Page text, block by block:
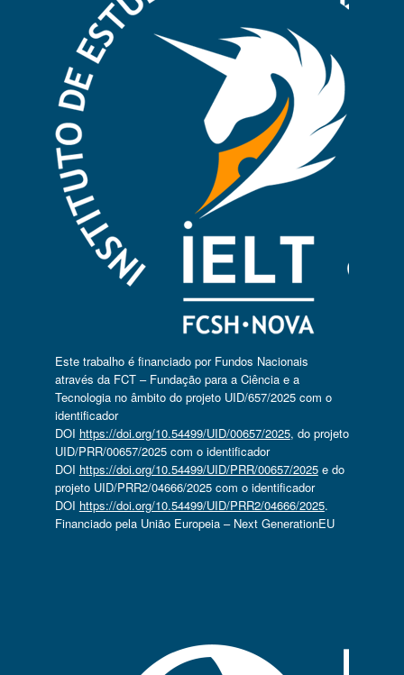
Este trabalho é financiado por Fundos Nacionais
através da FCT – Fundação para a Ciência e a
Tecnologia no âmbito do projeto UID/657/2025 com o
identificador
DOI https://doi.org/10.54499/UID/00657/2025, do projeto
UID/PRR/00657/2025 com o identificador
DOI https://doi.org/10.54499/UID/PRR/00657/2025e do
projeto UID/PRR2/04666/2025 com o identificador
DOI https://doi.org/10.54499/UID/PRR2/04666/2025.
Financiado pela União Europeia – Next GenerationEU